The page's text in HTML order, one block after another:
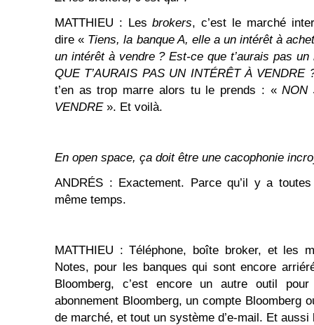
MATTHIEU : Lesbrokers, c’est le marché
dire « Tiens, la banque A, elle a un intérêt à
un intérêt à vendre ? Est-ce que t’aurais pas
QUE T’AURAIS PAS UN INTÉRÊT À VENDRE
t’en as trop marre alors tu le prends : «NON
VENDRE». Et voilà.
En open space, ça doit être une cacophonie
ANDRÉS : Exactement. Parce qu’il y a
même temps.
MATTHIEU : Téléphone, boîte broker, et les
Notes, pour les banques qui sont encore
Bloomberg, c’est encore un autre outil
abonnement Bloomberg, un compte Bloomberg
de marché, et tout un système d’e-mail. Et